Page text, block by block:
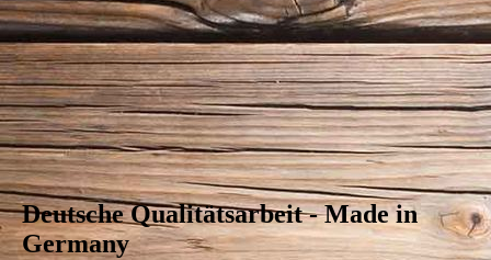
pexels-ono-kosuki-5974245
Deutsche Qualitätsarbeit - Made in
Germany